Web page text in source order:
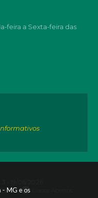
- MG e os
feira a Sexta-feira das
17:50